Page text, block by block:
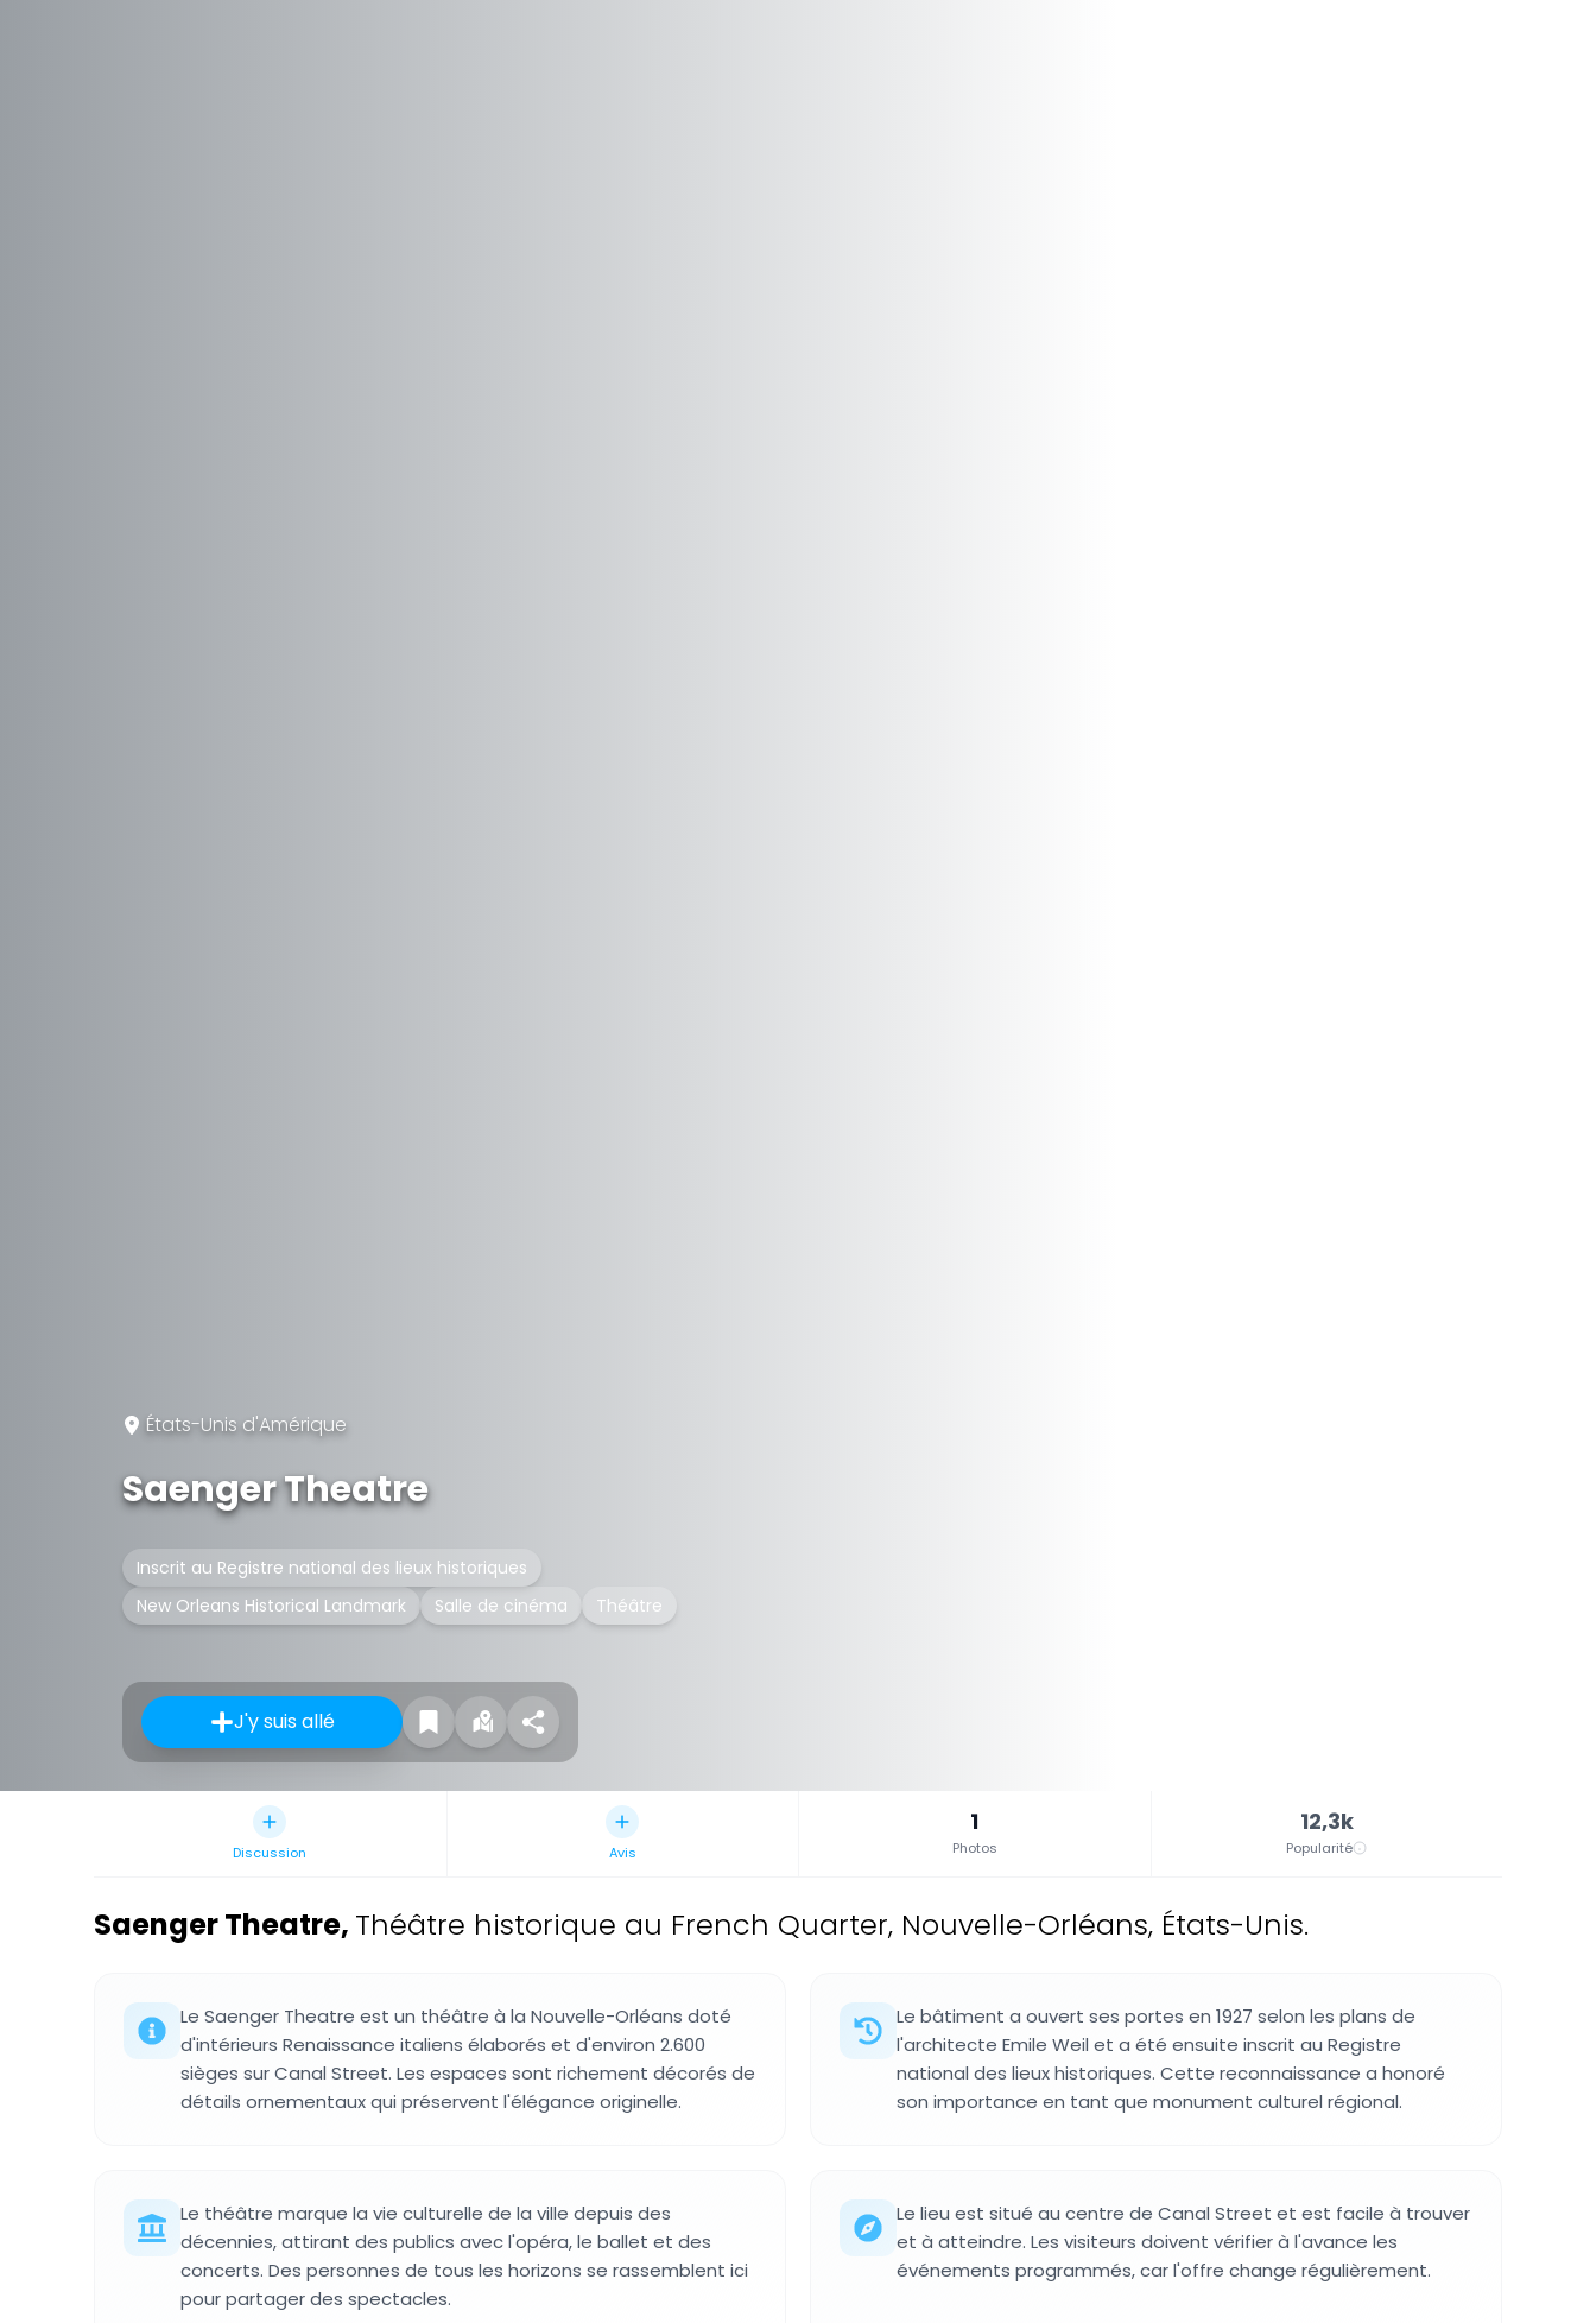
États-Unis d'Amérique
Saenger Theatre
Inscrit au Registre national des lieux historiques
New Orleans Historical Landmark
Salle de cinéma Théâtre
J'y suis allé
Discussion Avis
1
Photos
12,3k
Popularité
Saenger Theatre, Théâtre historique au French Quarter, Nouvelle-Orléans, États-Unis.
Le Saenger Theatre est un théâtre à la Nouvelle-Orléans doté
d'intérieurs Renaissance italiens élaborés et d'environ 2.600
sièges sur Canal Street. Les espaces sont richement décorés de
détails ornementaux qui préservent l'élégance originelle.
Le bâtiment a ouvert ses portes en 1927 selon les plans de
l'architecte Emile Weil et a été ensuite inscrit au Registre
national des lieux historiques. Cette reconnaissance a honoré
son importance en tant que monument culturel régional.
Le théâtre marque la vie culturelle de la ville depuis des
décennies, attirant des publics avec l'opéra, le ballet et des
concerts. Des personnes de tous les horizons se rassemblent ici
pour partager des spectacles.
Le lieu est situé au centre de Canal Street et est facile à trouver
et à atteindre. Les visiteurs doivent vérifier à l'avance les
événements programmés, car l'offre change régulièrement.